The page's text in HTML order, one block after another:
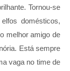
Tornou-se
domésticos,
melhor amigo de
Está sempre
vaga no time de